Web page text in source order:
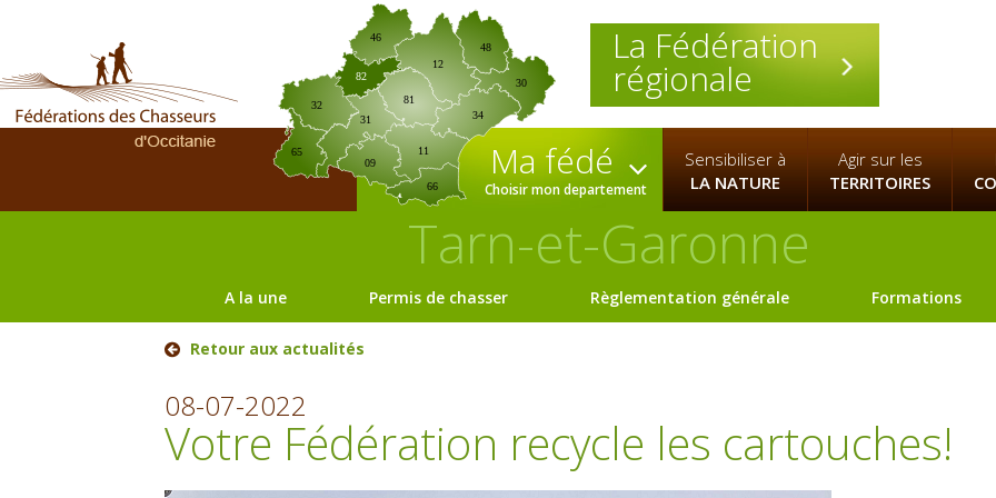
La Fédération
régionale
09
12
30
31
32
34
46
65
66
81
82
11
48
Ma fédé
Choisir mon departement
Sensibiliser à
LA NATURE
Agir sur les
TERRITOIRES
Tarn-et-Garonne
A la une Permis de chasser Règlementation générale Formations
Retour aux actualités
08-07-2022
Votre Fédération recycle les cartouches!